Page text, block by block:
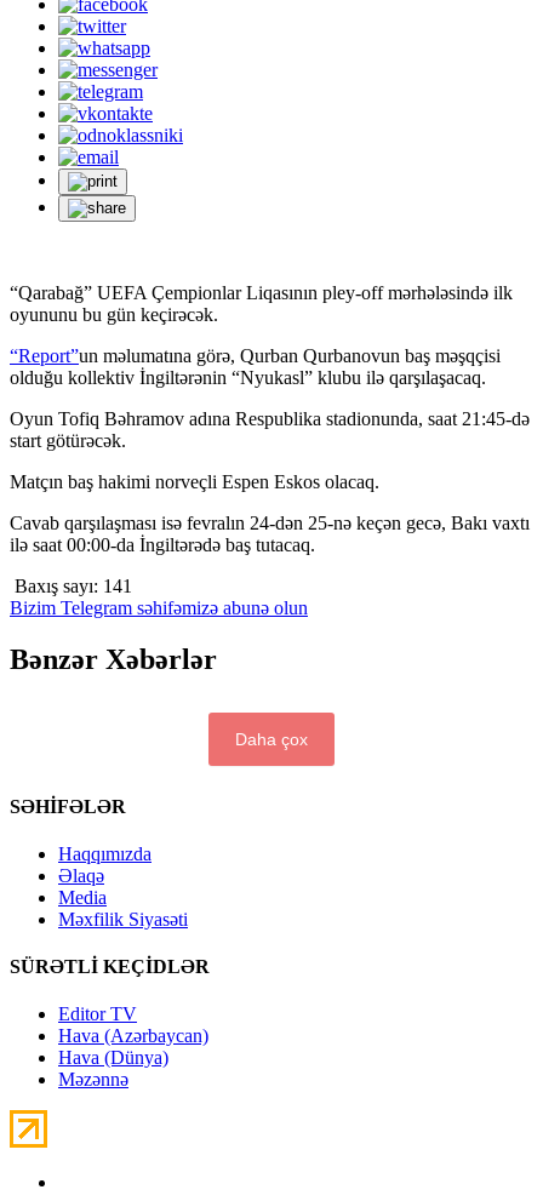
“Qarabağ” UEFA Çempionlar Liqasının pley-off mərhələsində ilk
oyununu bu gün keçirəcək.
“Report”un məlumatına görə, Qurban Qurbanovun baş məşqçisi
olduğu kollektiv İngiltərənin “Nyukasl” klubu ilə qarşılaşacaq.
Oyun Tofiq Bəhramov adına Respublika stadionunda, saat 21:45-də
start götürəcək.
Matçın baş hakimi norveçli Espen Eskos olacaq.
Cavab qarşılaşması isə fevralın 24-dən 25-nə keçən gecə, Bakı vaxtı
ilə saat 00:00-da İngiltərədə baş tutacaq.
Baxış sayı: 141
Bizim Telegram səhifəmizə abunə olun
Bənzər Xəbərlər
Daha çox
SƏHİFƏLƏR
Haqqımızda
Əlaqə
Media
Məxfilik Siyasəti
SÜRƏTLİ KEÇİDLƏR
Editor TV
Hava (Azərbaycan)
Hava (Dünya)
Məzənnə